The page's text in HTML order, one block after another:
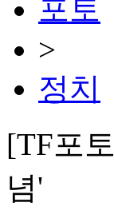
포토
>
정치
[TF포
념'